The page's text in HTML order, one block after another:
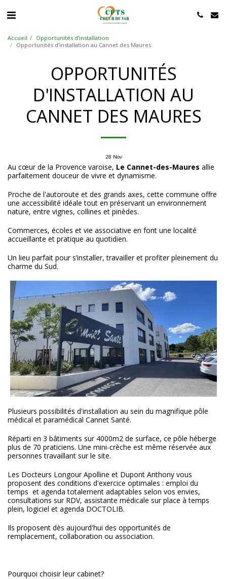
Accueil
Opportunités d'installation
Opportunités d'installation au Cannet des Maures
OPPORTUNITÉS
D'INSTALLATION AU
CANNET DES MAURES
28 Nov
Au cœur de la Provence varoise, Le Cannet-des-Maures allie
parfaitement douceur de vivre et dynamisme.
Proche de l'autoroute et des grands axes, cette commune offre
une accessibilité idéale tout en préservant un environnement
nature, entre vignes, collines et pinèdes.
Commerces, écoles et vie associative en font une localité
accueillante et pratique au quotidien.
Un lieu parfait pour s’installer, travailler et profiter pleinement du
charme du Sud.
Plusieurs possibilités d'installation au sein du magnifique pôle
médical et paramédical Cannet Santé.
Réparti en 3 bâtiments sur 4000m2 de surface, ce pôle héberge
plus de 70 praticiens. Une mini-crèche est même réservée aux
personnes travaillant sur le site.
Les Docteurs Longour Apolline et Dupont Anthony vous
proposent des conditions d'exercice optimales : emploi du
temps et agenda totalement adaptables selon vos envies,
consultations sur RDV, assistante médicale sur place à temps
plein, logiciel et agenda DOCTOLIB.
Ils proposent dès aujourd'hui des opportunités de
remplacement, collaboration ou association.
Pourquoi choisir leur cabinet?